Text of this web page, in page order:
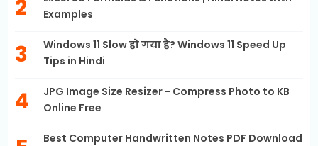
Examples
Windows 11 Slow हो गया है? Windows 11 Speed Up
Tips in Hindi
JPG Image Size Resizer - Compress Photo to KB
Online Free
Best Computer Handwritten Notes PDF Download